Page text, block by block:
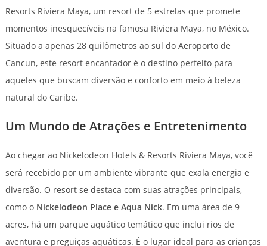
Resorts Riviera Maya, um resort de 5 estrelas que promete
momentos inesquecíveis na famosa Riviera Maya, no México.
Situado a apenas 28 quilômetros ao sul do Aeroporto de
Cancun, este resort encantador é o destino perfeito para
aqueles que buscam diversão e conforto em meio à beleza
natural do Caribe.
Um Mundo de Atrações e Entretenimento
Ao chegar ao Nickelodeon Hotels & Resorts Riviera Maya, você
será recebido por um ambiente vibrante que exala energia e
diversão. O resort se destaca com suas atrações principais,
como o Nickelodeon Place e Aqua Nick. Em uma área de 9
acres, há um parque aquático temático que inclui rios de
aventura e preguiças aquáticas. É o lugar ideal para as crianças